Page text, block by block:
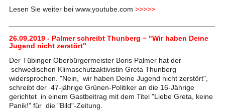
Lesen Sie weiter bei www.youtube.com >>>>>
26.09.2019 - Palmer schreibt Thunberg − "Wir haben Deine
Jugend nicht zerstört"
Der Tübinger Oberbürgermeister Boris Palmer hat der
schwedischen Klimaschutzaktivistin Greta Thunberg
widersprochen. "Nein, wir haben Deine Jugend nicht zerstört",
schreibt der 47-jährige Grünen-Politiker an die 16-Jährige
gerichtet in einem Gastbeitrag mit dem Titel "Liebe Greta, keine
Panik!" für die "Bild"-Zeitung.